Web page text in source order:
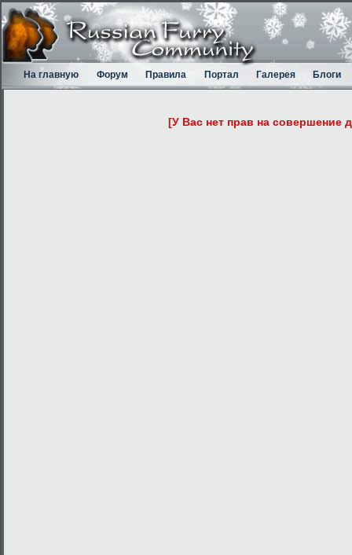
На главную Форум Правила Портал Галерея Блоги
[У Вас нет прав на совершение